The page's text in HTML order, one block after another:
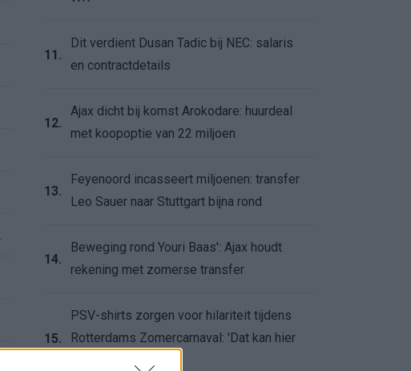
11.
Dit verdient Dusan Tadic bij NEC: salaris
en contractdetails
12.
Ajax dicht bij komst Arokodare: huurdeal
met koopoptie van 22 miljoen
13.
Feyenoord incasseert miljoenen: transfer
Leo Sauer naar Stuttgart bijna rond
14.
Beweging rond Youri Baas': Ajax houdt
rekening met zomerse transfer
15.
PSV-shirts zorgen voor hilariteit tijdens
Rotterdams Zomercarnaval: 'Dat kan hier